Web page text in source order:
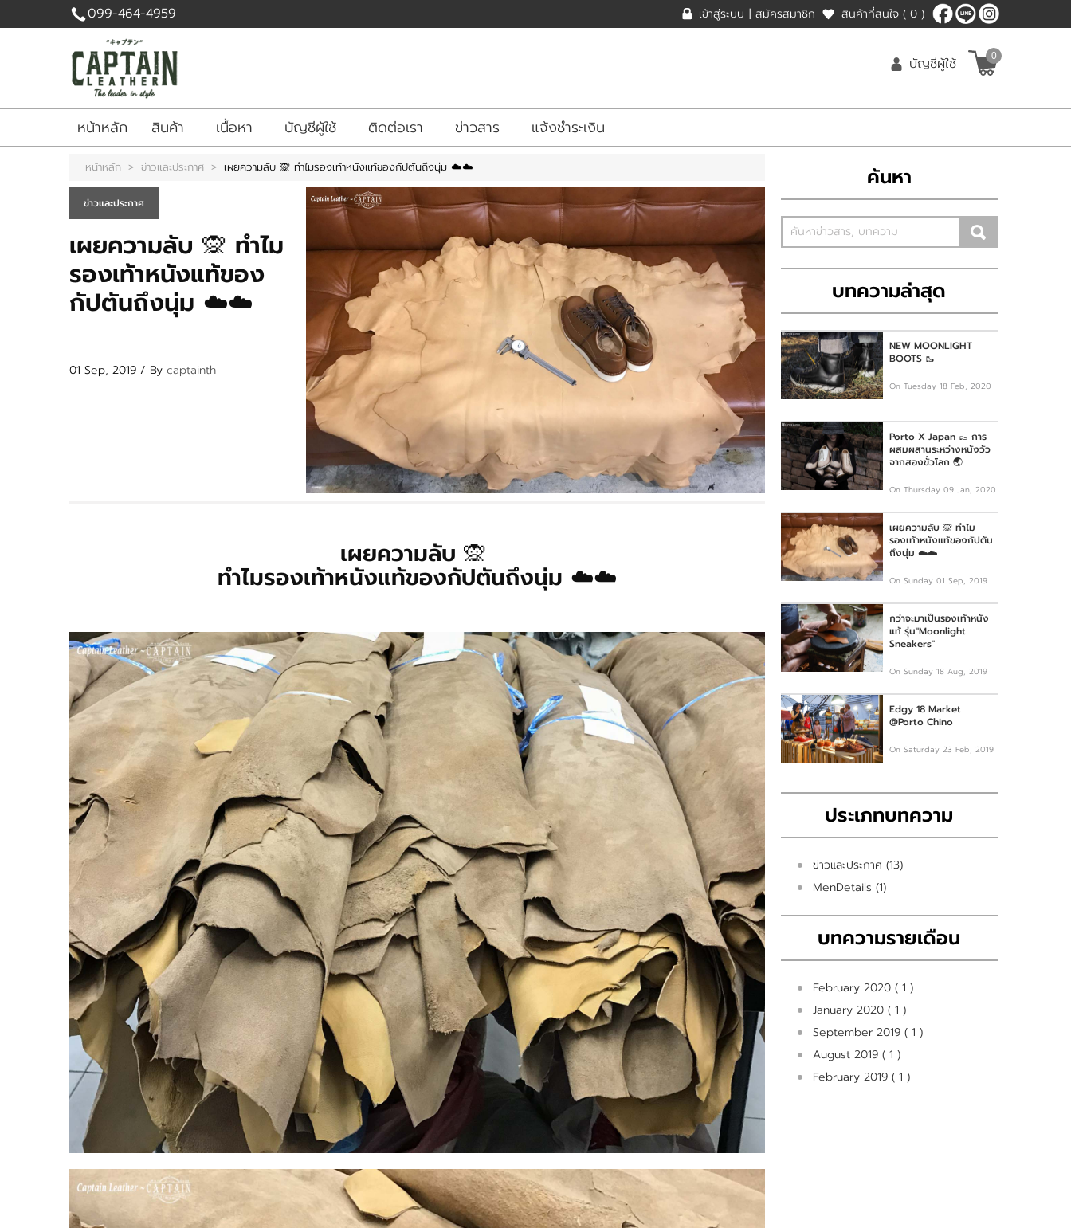
สมัคร
หน้าหลัก สินค้า
บัญชีผู้ใช้
ติดต่อเรา
ข่าวสาร
แจ้งชำระเงิน
099-464-4959 เข้าสู่ระบบ | สมัครสมาชิก สินค้าที่สนใจ ( 0 )
บัญชีผู้ใช้ 0
หน้าหลัก สินค้า เนื้อหา บัญชีผู้ใช้ ติดต่อเรา ข่าวสาร แจ้งชำระเงิน
หน้าหลัก > ข่าวและประกาศ > เผยความลับ 🙊 ทำไมรองเท้าหนังแท้ของกัปตันถึงนุ่ม ☁️☁️
ข่าวและประกาศ
เผยความลับ 🙊 ทำไม
รองเท้าหนังแท้ของ
กัปตันถึงนุ่ม ☁️☁️
01 Sep, 2019 / By captainth
เผยความลับ 🙊
ทำไมรองเท้าหนังแท้ของกัปตันถึงนุ่ม ☁️☁️
ค้นหา
บทความล่าสุด
NEW MOONLIGHT
BOOTS 🥾
On Tuesday 18 Feb, 2020
Porto X Japan 👞 การ
ผสมผสานระหว่างหนังวัว
จากสองขั้วโลก 🌏
On Thursday 09 Jan, 2020
เผยความลับ 🙊 ทำไม
รองเท้าหนังแท้ของกัปตัน
ถึงนุ่ม ☁️☁️
On Sunday 01 Sep, 2019
กว่าจะมาเป็นรองเท้าหนัง
แท้ รุ่น"Moonlight
Sneakers"
On Sunday 18 Aug, 2019
Edgy 18 Market
@Porto Chino
On Saturday 23 Feb, 2019
ประเภทบทความ
ข่าวและประกาศ (13)
MenDetails (1)
บทความรายเดือน
February 2020 ( 1 )
January 2020 ( 1 )
September 2019 ( 1 )
August 2019 ( 1 )
February 2019 ( 1 )